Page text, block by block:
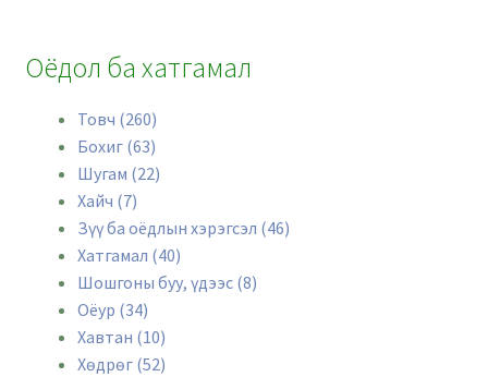
Оёдол ба хатгамал
Товч (260)
Бохиг (63)
Шугам (22)
Хайч (7)
Зүү ба оёдлын хэрэгсэл (46)
Хатгамaл (40)
Шошгоны буу, үдээс (8)
Оёур (34)
Хавтан (10)
Хөдрөг (52)